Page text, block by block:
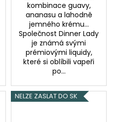
kombinace guavy,
ananasu a lahodně
jemného krému...
Společnost Dinner Lady
je známá svými
prémiovými liquidy,
které si oblíbili vapeři
po...
NELZE ZASLAT DO SK